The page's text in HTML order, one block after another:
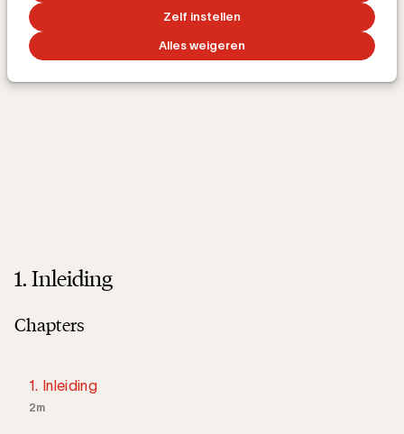
Zelf instellen
Alles weigeren
1. Inleiding
Chapters
1. Inleiding
2m